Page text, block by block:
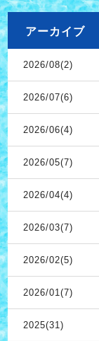
アーカイブ
2026/08(2)
2026/07(6)
2026/06(4)
2026/05(7)
2026/04(4)
2026/03(7)
2026/02(5)
2026/01(7)
2025(31)